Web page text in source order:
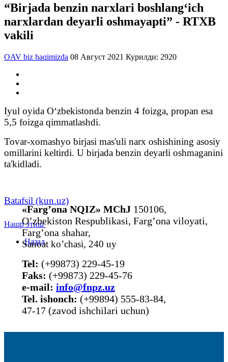
“Birjada benzin narxlari boshlang‘ich
narxlardan deyarli oshmayapti” - RTXB
vakili
OAV biz haqimizda 08 Август 2021 Курилди: 2920
Iyul oyida O‘zbekistonda benzin 4 foizga, propan esa
5,5 foizga qimmatlashdi.
Tovar-xomashyo birjasi mas'uli narx oshishining asosiy
omillarini keltirdi. U birjada benzin deyarli oshmaganini
ta'kidladi.
Batafsil (kun.uz)
Нашр этиш
Назад
«Farg’ona NQIZ» MChJ 150106,
O’zbekiston Respublikasi, Farg’ona viloyati,
Farg’ona shahar,
Sanoat ko’chasi, 240 uy
Tel: (+99873) 229-45-19
Faks: (+99873) 229-45-76
е-mail: info@fnpz.uz
Tel. ishonch: (+99894) 555-83-84,
47-17 (zavod ishchilari uchun)